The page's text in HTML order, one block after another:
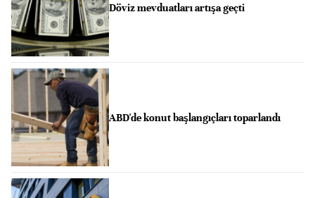
Döviz mevduatları artışa geçti
ABD'de konut başlangıçları toparlandı